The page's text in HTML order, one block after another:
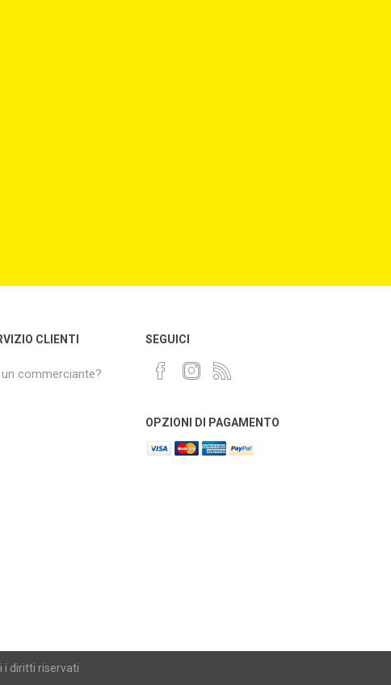
CLIENTI
un commerciante?
SEGUICI
OPZIONI DI PAGAMENTO
i diritti riservati